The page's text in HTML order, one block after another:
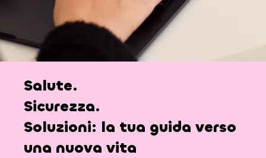
Salute.
Sicurezza.
Soluzioni: la tua guida verso
una nuova vita